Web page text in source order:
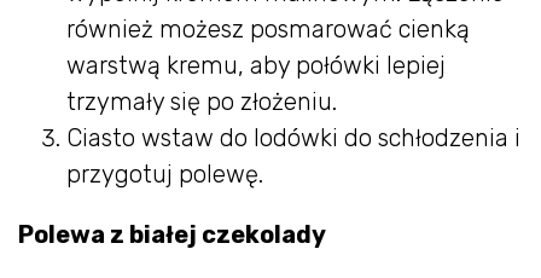
również możesz posmarować cienką
warstwą kremu, aby połówki lepiej
trzymały się po złożeniu.
Ciasto wstaw do lodówki do schłodzenia i
przygotuj polewę.
Polewa z białej czekolady